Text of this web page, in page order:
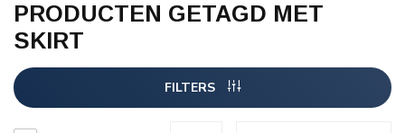
PRODUCTEN GETAGD MET
SKIRT
FILTERS